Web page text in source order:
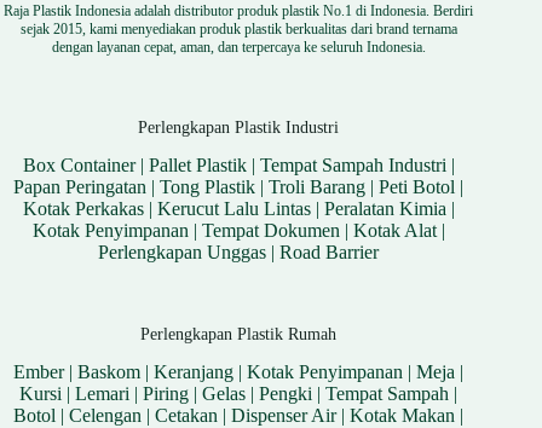
Raja Plastik Indonesia adalah distributor produk plastik No.1 di Indonesia. Berdiri
sejak 2015, kami menyediakan produk plastik berkualitas dari brand ternama
dengan layanan cepat, aman, dan terpercaya ke seluruh Indonesia.
Perlengkapan Plastik Industri
Box Container| Pallet Plastik| Tempat Sampah Industri |
Papan Peringatan |Tong Plastik |Troli Barang |Peti Botol |
Kotak Perkakas| Kerucut Lalu Lintas| Peralatan Kimia |
Kotak Penyimpanan | Tempat Dokumen | Kotak Alat|
Perlengkapan Unggas |Road Barrier
Perlengkapan Plastik Rumah
Ember|Baskom |Keranjang |Kotak Penyimpanan |Meja |
Kursi |Lemari |Piring |Gelas |Pengki |Tempat Sampah |
Botol |Celengan |Cetakan |Dispenser Air|Kotak Makan |